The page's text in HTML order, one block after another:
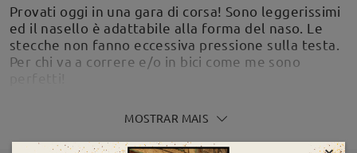
Provati oggi in una gara di corsa! Sono leggerissimi
ed il nasello è adattabile alla forma del naso. Le
stecche non fanno eccessiva pressione sulla testa.
Per chi va a correre e/o in bici come me sono
MOSTRAR MAIS